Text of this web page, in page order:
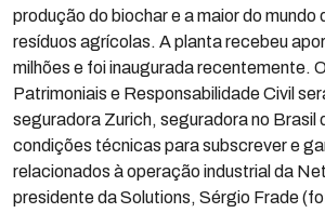
produção do biochar e a maior do mundo
resíduos agrícolas. A planta recebeu
milhões e foi inaugurada recentemente.
Patrimoniais e Responsabilidade Civil
seguradora Zurich, seguradora no Brasil
condições técnicas para subscrever e
relacionados à operação industrial da
presidente da Solutions, Sérgio Frade